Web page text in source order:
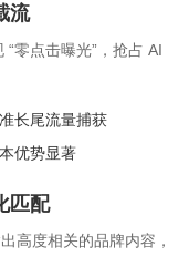
流
零点击曝光”，抢占 AI
长尾流量捕获
优势显著
匹配
高度相关的品牌内容，